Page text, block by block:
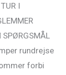
I
SPØRGSMÅL
rundrejse
forbi